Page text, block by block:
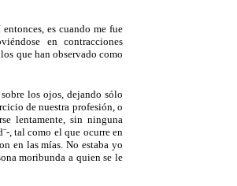
es cuando me fue
en contracciones
que han observado como
los ojos, dejando sólo
de nuestra profesión, o
lentamente, sin ninguna
-, tal como el que ocurre en
en las mías. No estaba yo
moribunda a quien se le